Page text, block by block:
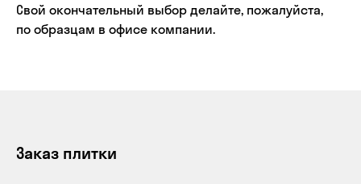
Свой окончательный выбор делайте, пожалуйста,
по образцам в офисе компании.
Заказ плитки